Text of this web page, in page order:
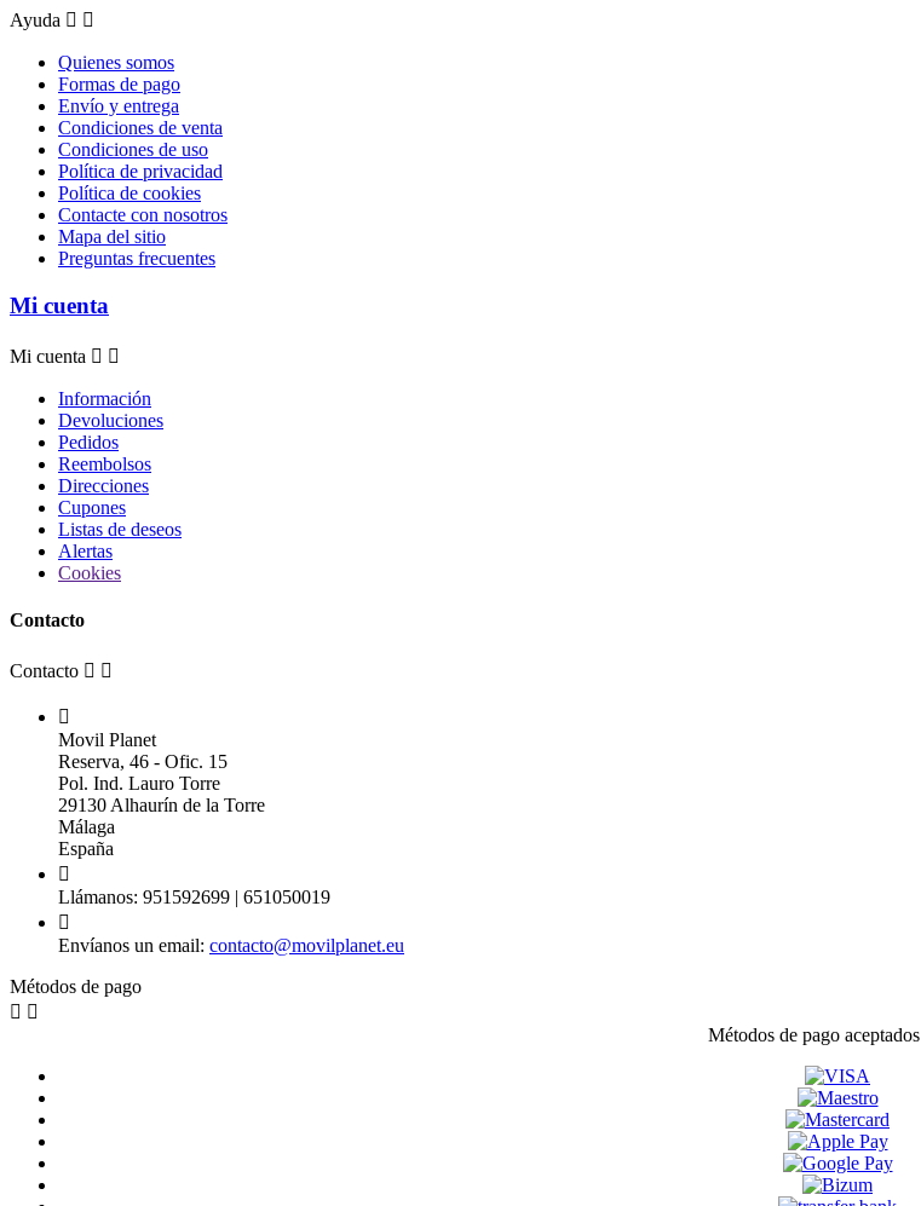
Ayuda  
Quienes somos
Formas de pago
Envío y entrega
Condiciones de venta
Condiciones de uso
Política de privacidad
Política de cookies
Contacte con nosotros
Mapa del sitio
Preguntas frecuentes
Mi cuenta
Mi cuenta  
Información
Devoluciones
Pedidos
Reembolsos
Direcciones
Cupones
Listas de deseos
Alertas
Cookies
Contacto
Contacto  

Movil Planet
Reserva, 46 - Ofic. 15
Pol. Ind. Lauro Torre
29130 Alhaurín de la Torre
Málaga
España

Llámanos: 951592699 | 651050019

Envíanos un email: contacto@movilplanet.eu
Métodos de pago
 
Métodos de pago aceptados